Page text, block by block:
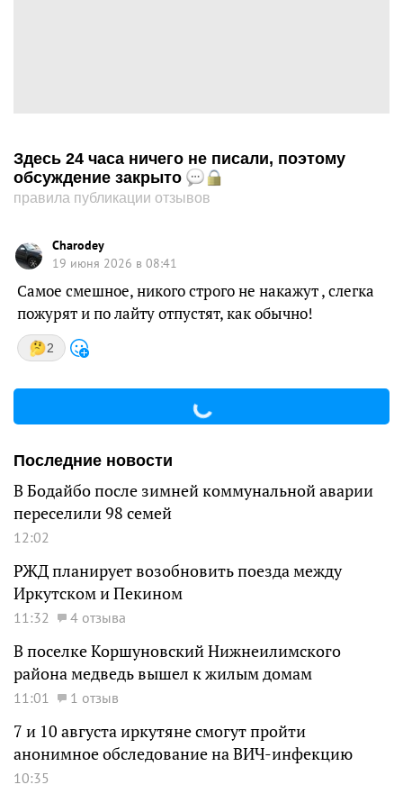
Здесь 24 часа ничего не писали, поэтому
обсуждение закрыто
правила публикации отзывов
Charodey
19 июня 2026 в 08:41
Самое смешное, никого строго не накажут , слегка
пожурят и по лайту отпустят, как обычно!
2
Последние новости
В Бодайбо после зимней коммунальной аварии
переселили 98 семей
12:02
РЖД планирует возобновить поезда между
Иркутском и Пекином
11:32 4 отзыва
В поселке Коршуновский Нижнеилимского
района медведь вышел к жилым домам
11:01 1 отзыв
7 и 10 августа иркутяне смогут пройти
анонимное обследование на ВИЧ-инфекцию
10:35